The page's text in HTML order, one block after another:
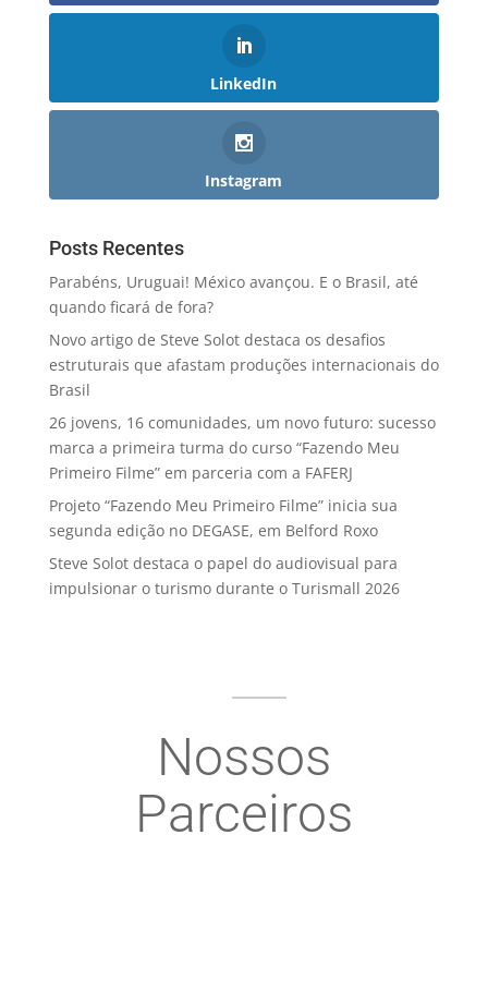
LinkedIn
Instagram
Posts Recentes
Parabéns, Uruguai! México avançou. E o Brasil, até
quando ficará de fora?
Novo artigo de Steve Solot destaca os desafios
estruturais que afastam produções internacionais do
Brasil
26 jovens, 16 comunidades, um novo futuro: sucesso
marca a primeira turma do curso “Fazendo Meu
Primeiro Filme” em parceria com a FAFERJ
Projeto “Fazendo Meu Primeiro Filme” inicia sua
segunda edição no DEGASE, em Belford Roxo
Steve Solot destaca o papel do audiovisual para
impulsionar o turismo durante o Turismall 2026
Nossos
Parceiros